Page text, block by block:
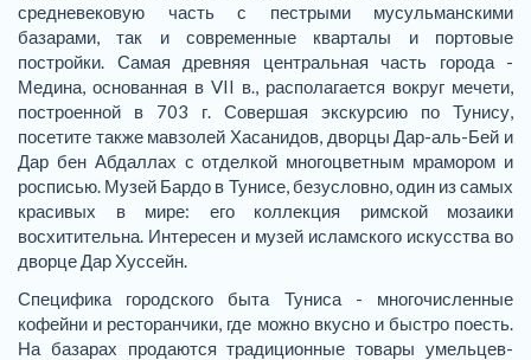
средневековую часть с пестрыми мусульманскими
базарами, так и современные кварталы и портовые
постройки. Самая древняя центральная часть города -
Медина, основанная в VII в., располагается вокруг мечети,
построенной в 703 г. Совершая экскурсию по Тунису,
посетите также мавзолей Хасанидов, дворцы Дар-аль-Бей и
Дар бен Абдаллах с отделкой многоцветным мрамором и
росписью. Музей Бардо в Тунисе, безусловно, один из самых
красивых в мире: его коллекция римской мозаики
восхитительна. Интересен и музей исламского искусства во
дворце Дар Хуссейн.
Специфика городского быта Туниса - многочисленные
кофейни и ресторанчики, где можно вкусно и быстро поесть.
На базарах продаются традиционные товары умельцев-